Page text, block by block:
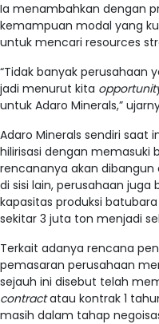
Ia menambahkan dengan
kemampuan modal yang
untuk mencari resources
“Tidak banyak perusahaan
jadi menurut kita
untuk Adaro Minerals,”
Adaro Minerals sendiri saat
hilirisasi dengan memasuki
rencananya akan dibangun
di sisi lain, perusahaan
kapasitas produksi
sekitar 3 juta ton menjadi
Terkait adanya rencana
pemasaran perusahaan
sejauh ini disebut telah
contractatau kontrak 1
masih dalam tahap